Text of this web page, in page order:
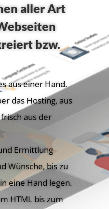
aller Art
bzw.
aus einer Hand.
das Hosting, aus
aus der
Ermittlung
Wünsche, bis zu
eine Hand legen.
HTML bis zum